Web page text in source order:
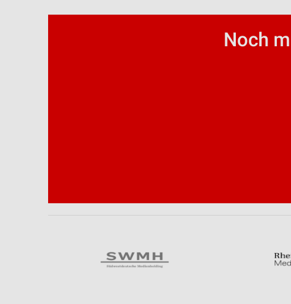
Noch
Analyse von Zielgruppen durch Statistiken oder Kombinationen von